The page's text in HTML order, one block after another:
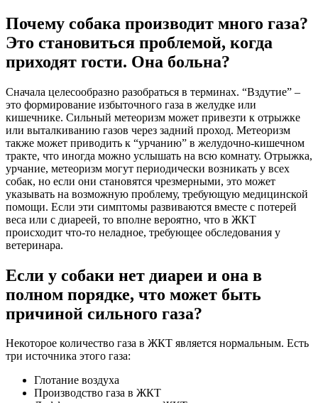
Почему собака производит много газа?
Это становиться проблемой, когда
приходят гости. Она больна?
Сначала целесообразно разобраться в терминах. “Вздутие” –
это формирование избыточного газа в желудке или
кишечнике. Сильный метеоризм может привезти к отрыжке
или выталкиванию газов через задний проход. Метеоризм
также может приводить к “урчанию” в желудочно-кишечном
тракте, что иногда можно услышать на всю комнату. Отрыжка,
урчание, метеоризм могут периодически возникать у всех
собак, но если они становятся чрезмерными, это может
указывать на возможную проблему, требующую медицинской
помощи. Если эти симптомы развиваются вместе с потерей
веса или с диареей, то вполне вероятно, что в ЖКТ
происходит что-то неладное, требующее обследования у
ветеринара.
Если у собаки нет диареи и она в
полном порядке, что может быть
причиной сильного газа?
Некоторое количество газа в ЖКТ является нормальным. Есть
три источника этого газа:
Глотание воздуха
Производство газа в ЖКТ